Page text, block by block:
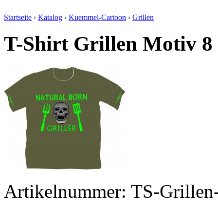
Startseite › Katalog › Kuemmel-Cartoon › Grillen
T-Shirt Grillen Motiv 8
Artikelnummer: TS-